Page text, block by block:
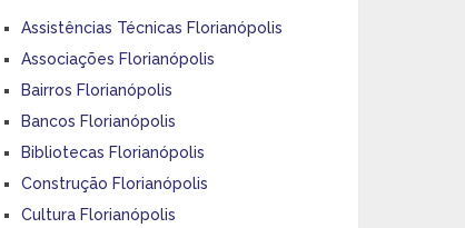
Assistências Técnicas Florianópolis
Associações Florianópolis
Bairros Florianópolis
Bancos Florianópolis
Bibliotecas Florianópolis
Construção Florianópolis
Cultura Florianópolis